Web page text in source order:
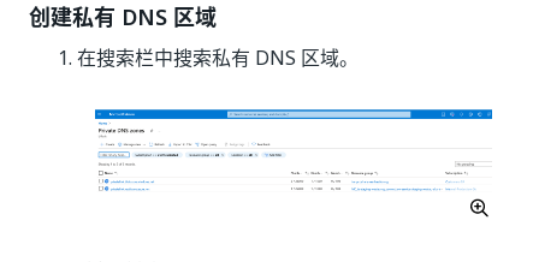
创建私有 DNS 区域
在搜索栏中搜索私有 DNS 区域。